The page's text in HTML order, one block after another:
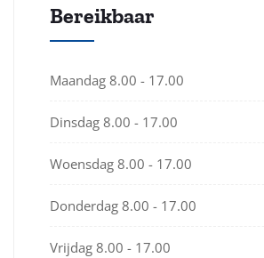
Bereikbaar
Maandag 8.00 - 17.00
Dinsdag 8.00 - 17.00
Woensdag 8.00 - 17.00
Donderdag 8.00 - 17.00
Vrijdag 8.00 - 17.00